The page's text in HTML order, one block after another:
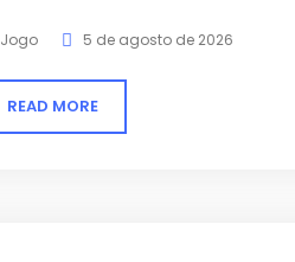
Jogo 5 de agosto de 2026
READ MORE